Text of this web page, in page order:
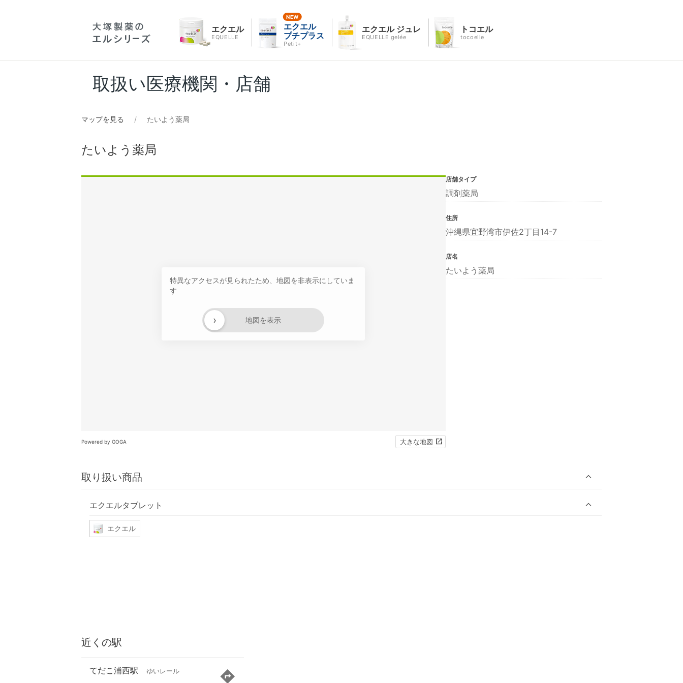
エクエル
EQUELLE
エクエル
プチプラス
Petit+
エクエル ジュレ
EQUELLE gelée
トコエル
tocoelle
取扱い医療機関・店舗
マップを見る たいよう薬局
たいよう薬局
特異なアクセスが見られたため、地図を非表示にしていま
す
地図を表示
›
Powered by GOGA 大きな地図
取り扱い商品
エクエルタブレット
エクエル
店舗タイプ
調剤薬局
住所
沖縄県宜野湾市伊佐2丁目14-7
店名
たいよう薬局
近くの駅
てだこ浦西駅 ゆいレール